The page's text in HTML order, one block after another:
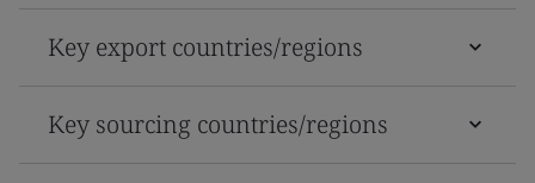
Key export countries/regions
Key sourcing countries/regions